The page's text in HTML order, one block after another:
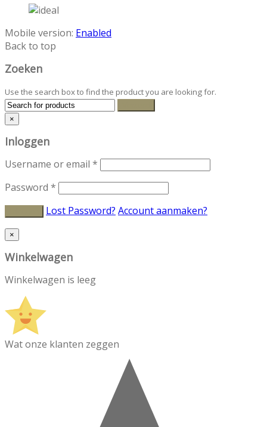
Mobile version: Enabled
Back to top
Zoeken
Use the search box to find the product you are looking for.
×
Inloggen
Username or email *
Password *
Lost Password? Account aanmaken?
×
Winkelwagen
Winkelwagen is leeg
Wat onze klanten zeggen